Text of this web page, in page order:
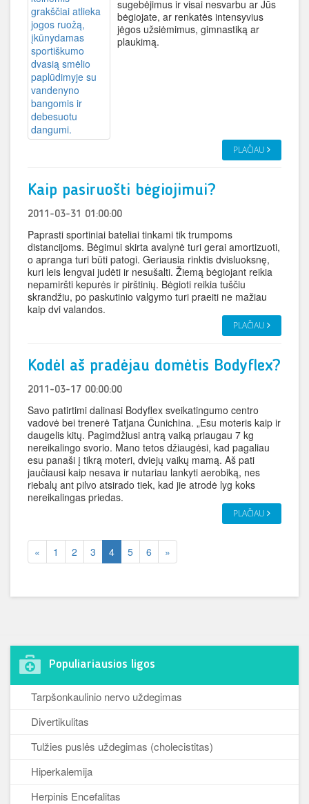
sugebėjimus ir visai nesvarbu ar Jūs
bėgiojate, ar renkatės intensyvius
jėgos užsiėmimus, gimnastiką ar
plaukimą.
PLAČIAU
Kaip pasiruošti bėgiojimui?
2011-03-31 01:00:00
Paprasti sportiniai bateliai tinkami tik trumpoms
distancijoms. Bėgimui skirta avalynė turi gerai amortizuoti,
o apranga turi būti patogi. Geriausia rinktis dvisluoksnę,
kuri leis lengvai judėti ir nesušalti. Žiemą bėgiojant reikia
nepamiršti kepurės ir pirštinių. Bėgioti reikia tuščiu
skrandžiu, po paskutinio valgymo turi praeiti ne mažiau
kaip dvi valandos.
PLAČIAU
Kodėl aš pradėjau domėtis Bodyflex?
2011-03-17 00:00:00
Savo patirtimi dalinasi Bodyflex sveikatingumo centro
vadovė bei trenerė Tatjana Čunichina. „Esu moteris kaip ir
daugelis kitų. Pagimdžiusi antrą vaiką priaugau 7 kg
nereikalingo svorio. Mano tetos džiaugėsi, kad pagaliau
esu panaši į tikrą moteri, dviejų vaikų mamą. Aš pati
jaučiausi kaip nesava ir nutariau lankyti aerobiką, nes
riebalų ant pilvo atsirado tiek, kad jie atrodė lyg koks
nereikalingas priedas.
PLAČIAU
« 1 2 3 4 5 6 »
Populiariausios ligos
Tarpšonkaulinio nervo uždegimas
Divertikulitas
Tulžies puslės uždegimas (cholecistitas)
Hiperkalemija
Herpinis Encefalitas